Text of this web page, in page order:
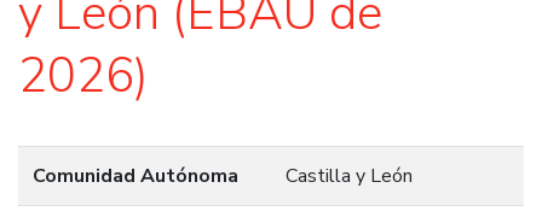
y León (EBAU de
2026)
Comunidad Autónoma Castilla y León